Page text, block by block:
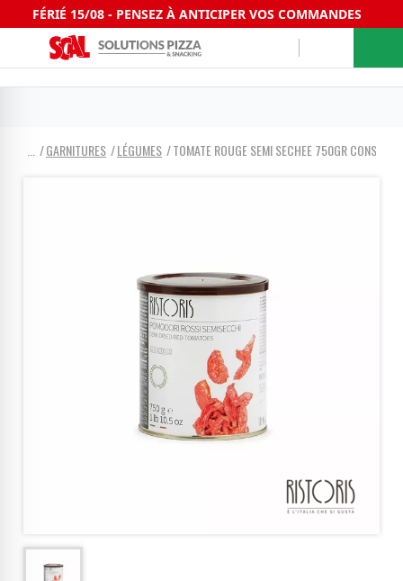
FÉRIÉ 15/08 - PENSEZ À ANTICIPER VOS COMMANDES
GARNITURES LÉGUMES TOMATE ROUGE SEMI SECHEE 750GR CONS 4/4